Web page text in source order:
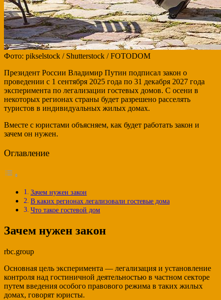
Фото: pikselstock / Shutterstock / FOTODOM
Президент России Владимир Путин подписал закон о
проведении с 1 сентября 2025 года по 31 декабря 2027 года
эксперимента по легализации гостевых домов. С осени в
некоторых регионах страны будет разрешено расселять
туристов в индивидуальных жилых домах.
Вместе с юристами объясняем, как будет работать закон и
зачем он нужен.
Оглавление
Зачем нужен закон
В каких регионах легализовали гостевые дома
Что такое гостевой дом
Зачем нужен закон
rbc.group
Основная цель эксперимента — легализация и установление
контроля над гостиничной деятельностью в частном секторе
путем введения особого правового режима в таких жилых
домах, говорят юристы.